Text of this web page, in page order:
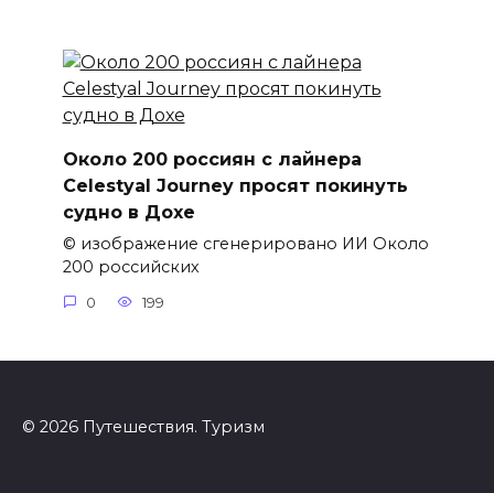
Около 200 россиян с лайнера
Celestyal Journey просят покинуть
судно в Дохе
© изображение сгенерировано ИИ Около
200 российских
0 199
© 2026 Путешествия. Туризм